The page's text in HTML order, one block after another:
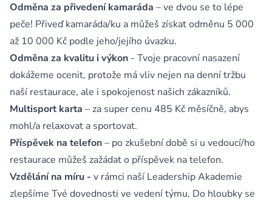
Odměna za přivedení kamaráda – ve dvou se to lépe
peče! Přiveď kamaráda/ku a můžeš získat odměnu 5 000
až 10 000 Kč podle jeho/jejího úvazku.
Odměna za kvalitu i výkon - Tvoje pracovní nasazení
dokážeme ocenit, protože má vliv nejen na denní tržbu
naší restaurace, ale i spokojenost našich zákazníků.
Multisport karta – za super cenu 485 Kč měsíčně, abys
mohl/a relaxovat a sportovat.
Příspěvek na telefon– po zkušební době si u vedoucí/ho
restaurace můžeš zažádat o příspěvek na telefon.
Vzdělání na míru - v rámci naší Leadership Akademie
zlepšíme Tvé dovednosti ve vedení týmu. Do hloubky se